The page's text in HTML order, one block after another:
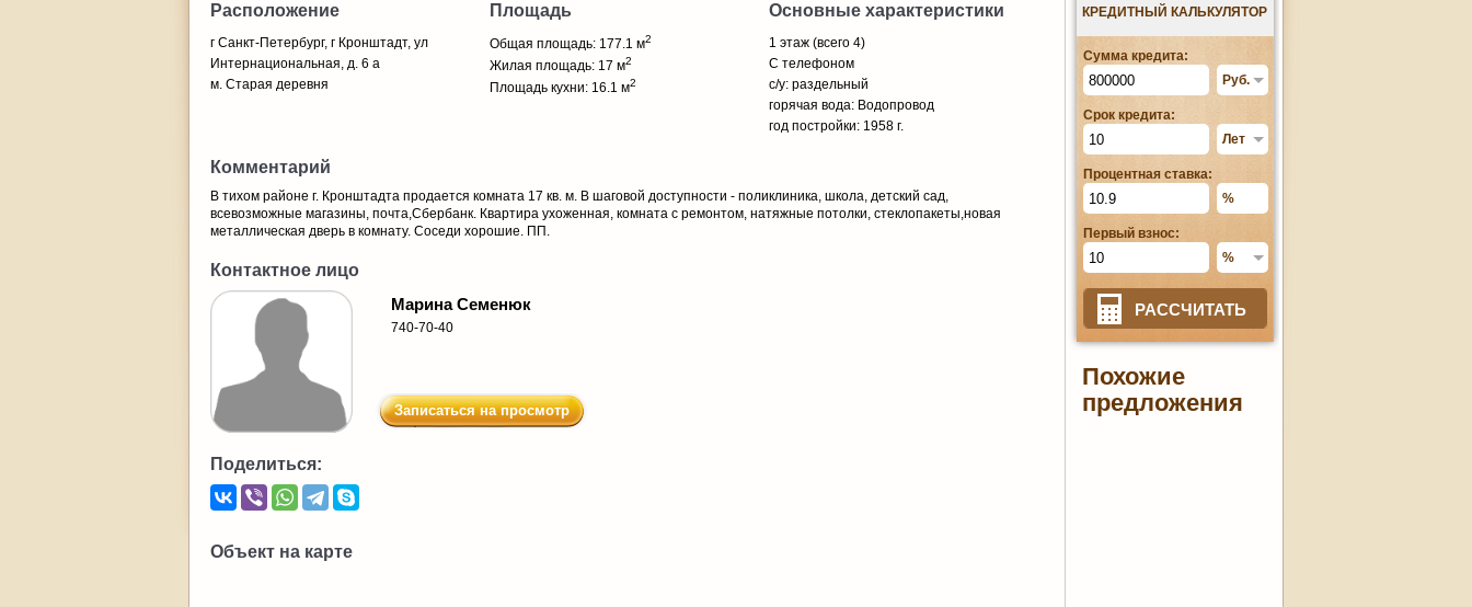
Расположение
г Санкт-Петербург, г Кронштадт, ул
Интернациональная, д. 6 а
м. Старая деревня
Площадь
Общая площадь: 177.1 м2
Жилая площадь: 17 м2
Площадь кухни: 16.1 м2
Основные характеристики
1 этаж (всего 4)
С телефоном
с/у: раздельный
горячая вода: Водопровод
год постройки: 1958 г.
Комментарий
В тихом районе г. Кронштадта продается комната 17 кв. м. В шаговой доступности - поликлиника, школа, детский сад,
всевозможные магазины, почта,Сбербанк. Квартира ухоженная, комната с ремонтом, натяжные потолки, стеклопакеты,новая
металлическая дверь в комнату. Соседи хорошие. ПП.
Контактное лицо
Марина Семенюк
740-70-40
Записаться на просмотр
Поделиться:
Объект на карте
КРЕДИТНЫЙ КАЛЬКУЛЯТОР
Сумма кредита:
Срок кредита:
Процентная ставка:
Первый взнос:
РАССЧИТАТЬ
Похожие
предложения